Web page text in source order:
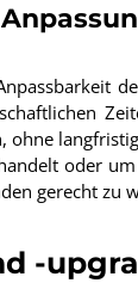
oder
gerecht zu
-